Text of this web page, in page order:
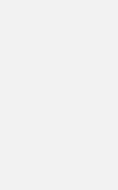
verschiedene Farben